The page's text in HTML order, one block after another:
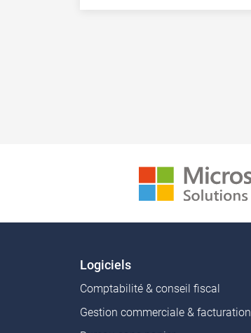
Logiciels
Comptabilité & conseil fiscal
Gestion commerciale & facturation